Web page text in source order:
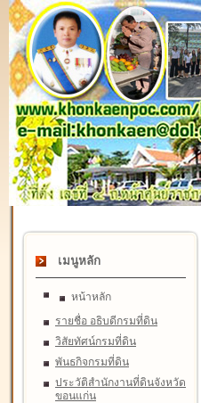
เมนูหลัก
หน้าหลัก
รายชื่อ อธิบดีกรมที่ดิน
วิสัยทัศน์กรมที่ดิน
พันธกิจกรมที่ดิน
ประวัติสำนักงานที่ดินจังหวัด
ขอนแก่น